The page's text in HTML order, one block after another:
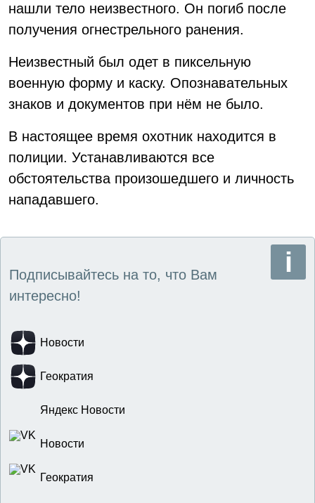
нашли тело неизвестного. Он погиб после
получения огнестрельного ранения.
Неизвестный был одет в пиксельную
военную форму и каску. Опознавательных
знаков и документов при нём не было.
В настоящее время охотник находится в
полиции. Устанавливаются все
обстоятельства произошедшего и личность
нападавшего.
Подписывайтесь на то, что Вам
интересно!
Новости
Геократия
Яндекс Новости
Новости
Геократия